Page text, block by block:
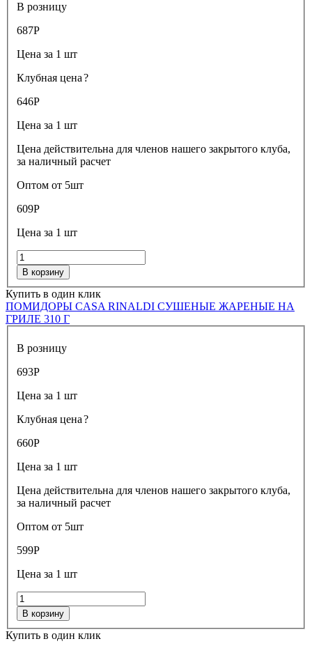
В розницу
687Р
Цена за 1 шт
Клубная цена?
646Р
Цена за 1 шт
Цена действительна для членов нашего закрытого клуба,
за наличный расчет
Оптом от 5шт
609Р
Цена за 1 шт
В корзину
Купить в один клик
ПОМИДОРЫ CASA RINALDI СУШЕНЫЕ ЖАРЕНЫЕ НА
ГРИЛЕ 310 Г
В розницу
693Р
Цена за 1 шт
Клубная цена?
660Р
Цена за 1 шт
Цена действительна для членов нашего закрытого клуба,
за наличный расчет
Оптом от 5шт
599Р
Цена за 1 шт
В корзину
Купить в один клик